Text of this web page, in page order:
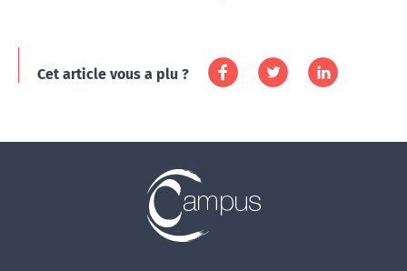
Cet article vous a plu ?